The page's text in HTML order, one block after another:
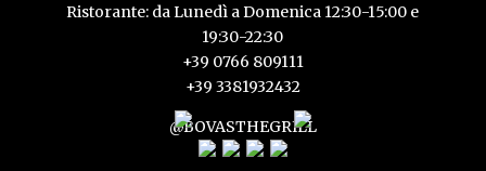
Ristorante: da Lunedì a Domenica 12:30-15:00 e
19:30-22:30
+39 0766 809111
+39 3381932432
@BOVASTHEGRILL